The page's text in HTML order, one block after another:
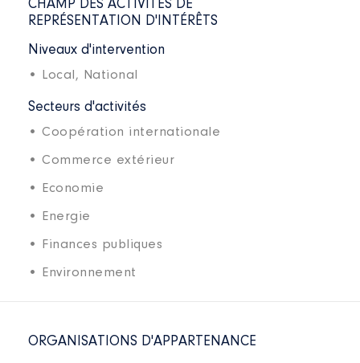
CHAMP DES ACTIVITÉS DE
REPRÉSENTATION D'INTÉRÊTS
Niveaux d'intervention
• Local, National
Secteurs d'activités
• Coopération internationale
• Commerce extérieur
• Economie
• Energie
• Finances publiques
• Environnement
ORGANISATIONS D'APPARTENANCE